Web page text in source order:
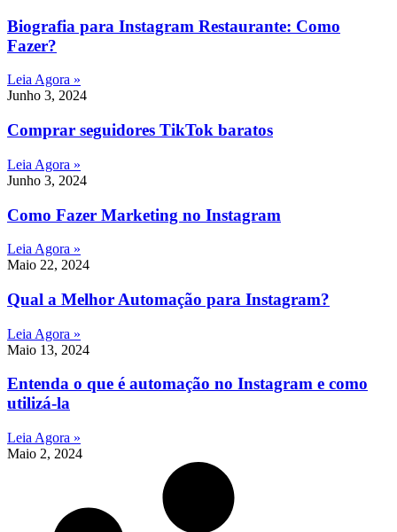
Biografia para Instagram Restaurante: Como
Fazer?
Leia Agora »
Junho 3, 2024
Comprar seguidores TikTok baratos
Leia Agora »
Junho 3, 2024
Como Fazer Marketing no Instagram
Leia Agora »
Maio 22, 2024
Qual a Melhor Automação para Instagram?
Leia Agora »
Maio 13, 2024
Entenda o que é automação no Instagram e como
utilizá-la
Leia Agora »
Maio 2, 2024